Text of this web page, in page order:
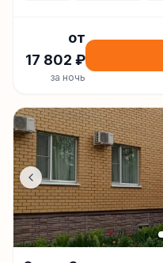
от
17 802 ₽
за ночь